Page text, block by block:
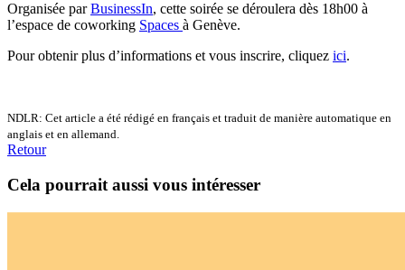
Organisée parBusinessIn, cette soirée se déroulera dès 18h00 à
l’espace de coworking Spaces à Genève.
Pour obtenir plus d’informations et vous inscrire, cliquez ici.
NDLR: Cet article a été rédigé en français et traduit de manière automatique en
anglais et en allemand.
Retour
Cela pourrait aussi vous intéresser